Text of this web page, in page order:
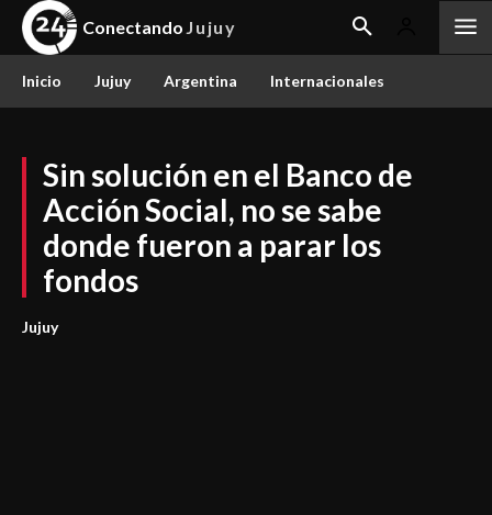
Conectando Jujuy
Inicio Jujuy Argentina Internacionales
Sin solución en el Banco de
Acción Social, no se sabe
donde fueron a parar los
fondos
Jujuy